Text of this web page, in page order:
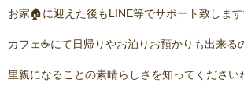
お家🏠に迎えた後もLINE等でサポート致しま
カフェ☕️にて日帰りやお泊りお預かりも出来
里親になることの素晴らしさを知ってください